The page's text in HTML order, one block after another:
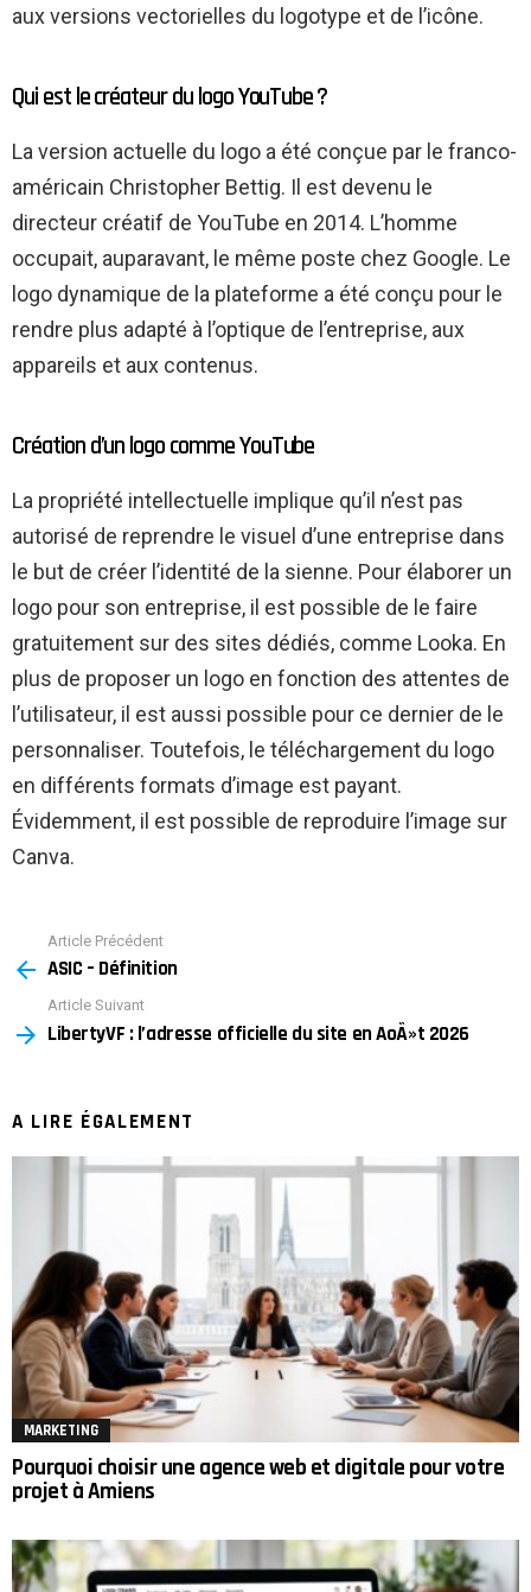
aux versions vectorielles du logotype et de l’icône.
Qui est le créateur du logo YouTube ?
La version actuelle du logo a été conçue par le franco-
américain Christopher Bettig. Il est devenu le
directeur créatif de YouTube en 2014. L’homme
occupait, auparavant, le même poste chez Google. Le
logo dynamique de la plateforme a été conçu pour le
rendre plus adapté à l’optique de l’entreprise, aux
appareils et aux contenus.
Création d’un logo comme YouTube
La propriété intellectuelle implique qu’il n’est pas
autorisé de reprendre le visuel d’une entreprise dans
le but de créer l’identité de la sienne. Pour élaborer un
logo pour son entreprise, il est possible de le faire
gratuitement sur des sites dédiés, comme Looka. En
plus de proposer un logo en fonction des attentes de
l’utilisateur, il est aussi possible pour ce dernier de le
personnaliser. Toutefois, le téléchargement du logo
en différents formats d’image est payant.
Évidemment, il est possible de reproduire l’image sur
Canva.
more
Article Précédent
ASIC – Définition
Article Suivant
LibertyVF : l’adresse officielle du site en AoÃ»t 2026
A LIRE ÉGALEMENT
MARKETING
Pourquoi choisir une agence web et digitale pour votre
projet à Amiens